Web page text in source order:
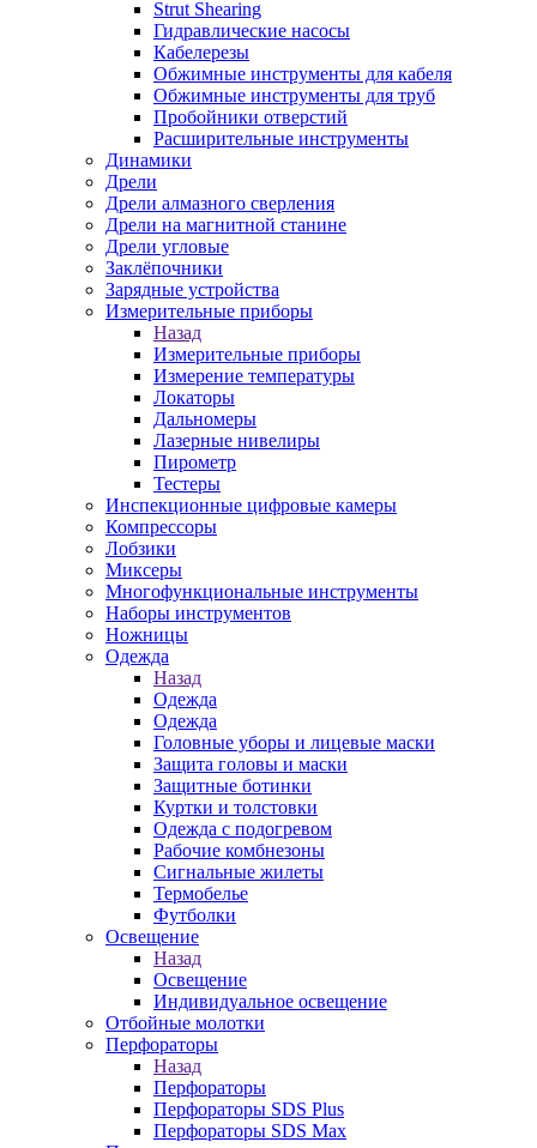
Strut Shearing
Гидравлические насосы
Кабелерезы
Обжимные инструменты для кабеля
Обжимные инструменты для труб
Пробойники отверстий
Расширительные инструменты
Динамики
Дрели
Дрели алмазного сверления
Дрели на магнитной станине
Дрели угловые
Заклёпочники
Зарядные устройства
Измерительные приборы
Назад
Измерительные приборы
Измерение температуры
Локаторы
Дальномеры
Лазерные нивелиры
Пирометр
Тестеры
Инспекционные цифровые камеры
Компрессоры
Лобзики
Миксеры
Многофункциональные инструменты
Наборы инструментов
Ножницы
Одежда
Назад
Одежда
Одежда
Головные уборы и лицевые маски
Защита головы и маски
Защитные ботинки
Куртки и толстовки
Одежда с подогревом
Рабочие комбнезоны
Сигнальные жилеты
Термобелье
Футболки
Освещение
Назад
Освещение
Индивидуальное освещение
Отбойные молотки
Перфораторы
Назад
Перфораторы
Перфораторы SDS Plus
Перфораторы SDS Max